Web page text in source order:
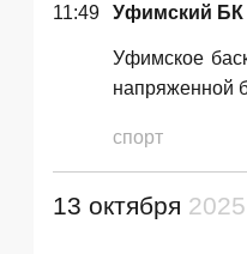
11:49 Уфимский БК
Уфимское
напряженной
спорт
13 октября 2025